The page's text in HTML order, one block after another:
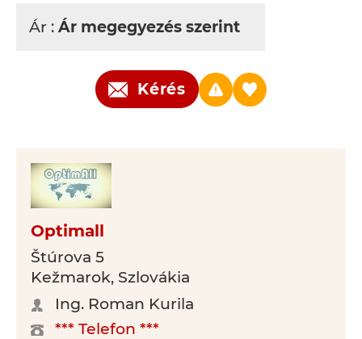
Ár : Ár megegyezés szerint
Kérés
Optimall
Štúrova 5
Kežmarok, Szlovákia
Ing. Roman Kurila
*** Telefon ***